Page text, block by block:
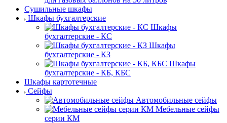
Сушильные шкафы
Шкафы бухгалтерские
Шкафы
бухгалтерские - КС
Шкафы
бухгалтерские - КЗ
Шкафы
бухгалтерские - КБ, КБС
Шкафы картотечные
Сейфы
Автомобильные сейфы
Мебельные сейфы
серии КМ